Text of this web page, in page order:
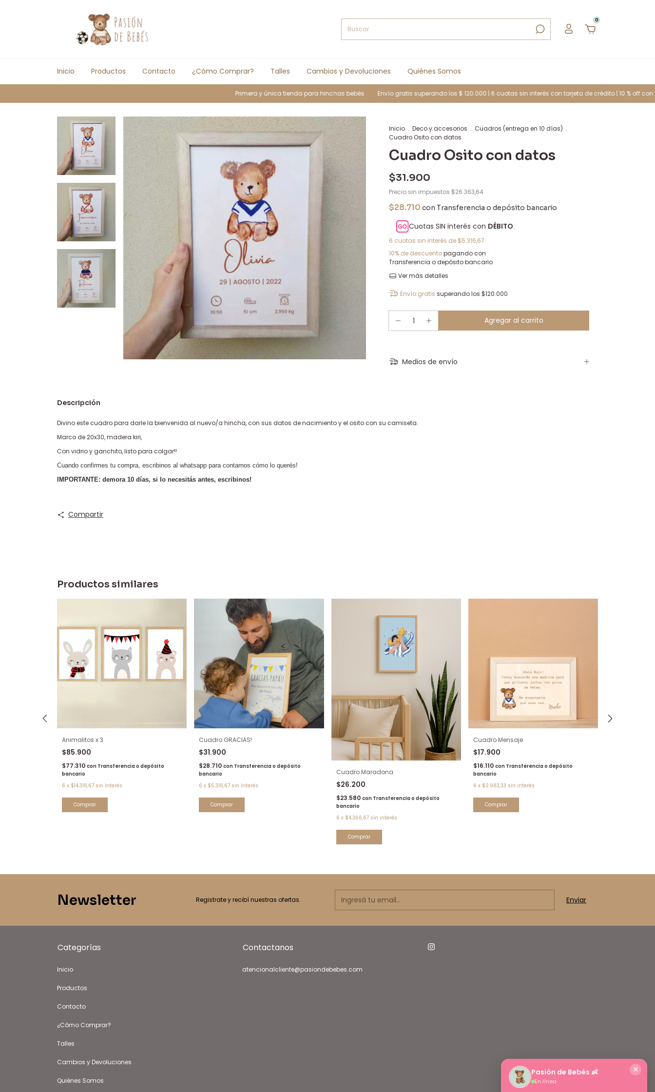
0
Inicio Productos Contacto ¿Cómo Comprar? Talles Cambios y Devoluciones Quiénes Somos
Primera y única tienda para hinchas bebés Envío gratis superando los $ 120.000 | 6 cuotas sin interés con tarjeta de crédito | 10 % off con
Inicio . Deco y accesorios . Cuadros (entrega en 10 días) .
Cuadro Osito con datos
Cuadro Osito con datos
$31.900
Precio sin impuestos $26.363,64
$28.710 con Transferencia o depósito bancario
Cuotas SIN interés con DÉBITO
6 cuotas sin interés de $5.316,67
10% de descuentopagando con
Transferencia o depósito bancario
Ver más detalles
Envío gratis superando los $120.000
Medios de envío
Descripción
Divino este cuadro para darle la bienvenida al nuevo/a hincha, con sus datos de nacimiento y el osito con su camiseta.
Marco de 20x30, madera kiri,
Con vidrio y ganchito, listo para colgar!!
Cuando confirmes tu compra, escribinos al whatsapp para contarnos cómo lo querés!
IMPORTANTE: demora 10 días, si lo necesitás antes, escribinos!
Compartir
Productos similares
Animalitos x 3
$85.900
$77.310 con Transferencia o depósito
bancario
6 x $14.316,67 sin interés
Cuadro GRACIAS!
$31.900
$28.710con Transferencia o depósito
bancario
6 x $5.316,67 sin interés
Cuadro Maradona
$26.200
$23.580 con Transferencia o depósito
bancario
6 x $4.366,67 sin interés
Cuadro Mensaje
$17.900
$16.110 con Transferencia o depósito
bancario
6 x $2.983,33 sin interés
Newsletter Registrate y recibí nuestras ofertas.
Categorías
Inicio
Productos
Contacto
¿Cómo Comprar?
Talles
Cambios y Devoluciones
Quiénes Somos
Contactanos
atencionalcliente@pasiondebebes.com
Pasión de Bebés 👶
En línea
✕